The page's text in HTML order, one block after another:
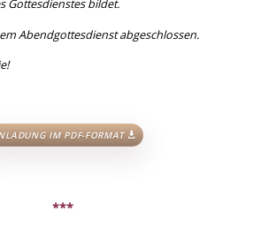
Gottesdienstes bildet.
Abendgottesdienst abgeschlossen.
IM PDF-FORMAT 
***